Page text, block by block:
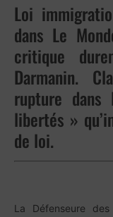
Loi
dans Le
critique
Darmanin.
rupture
libertés »
de loi.
La Défenseure